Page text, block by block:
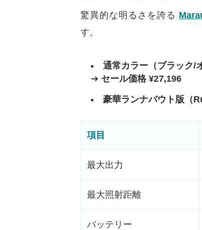
驚異的な明るさを誇る
す。
通常カラー（ブラック/
➔ セール価格 ¥27,196
豪華ランナバウト版（
項目
最大出力
最大照射距離
バッテリー